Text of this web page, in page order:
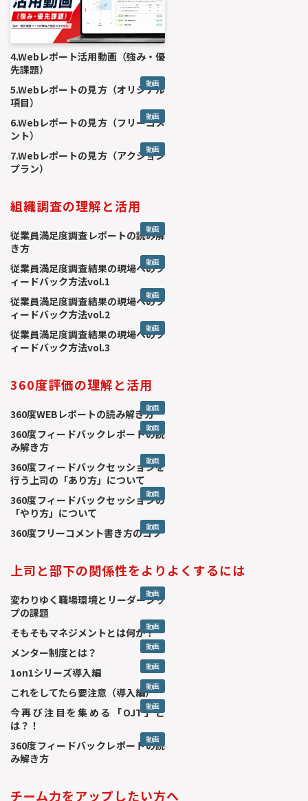
4.Webレポート活用動画（強み・優
先課題）
動画
5.Webレポートの見方（オリジナル
項目）
動画
6.Webレポートの見方（フリーコメ
ント）
動画
7.Webレポートの見方（アクション
プラン）
組織調査の理解と活用
動画
従業員満足度調査レポートの読み解
き方
動画
従業員満足度調査結果の現場へのフ
ィードバック方法vol.1
動画
従業員満足度調査結果の現場へのフ
ィードバック方法vol.2
動画
従業員満足度調査結果の現場へのフ
ィードバック方法vol.3
360度評価の理解と活用
動画
360度WEBレポートの読み解き方
動画
360度フィードバックレポートの読
み解き方
動画
360度フィードバックセッションを
行う上司の「あり方」について
動画
360度フィードバックセッションの
「やり方」について
動画
360度フリーコメント書き方のコツ
上司と部下の関係性をよりよくするには
動画
変わりゆく職場環境とリーダーシッ
プの課題
動画
そもそもマネジメントとは何か？
動画
メンター制度とは？
動画
1on1シリーズ導入編
動画
これをしてたら要注意（導入編）
動画
今再び注目を集める「OJT」と
は？！
動画
360度フィードバックレポートの読
み解き方
チーム力をアップしたい方へ